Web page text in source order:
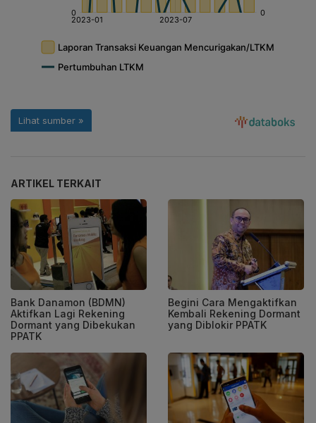
ARTIKEL TERKAIT
Bank Danamon (BDMN)
Aktifkan Lagi Rekening
Dormant yang Dibekukan
PPATK
Begini Cara Mengaktifkan
Kembali Rekening Dormant
yang Diblokir PPATK